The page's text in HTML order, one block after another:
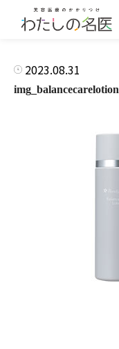
2023.08.31
img_balancecarelotion